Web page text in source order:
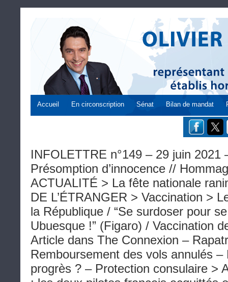
Accueil En circonscription Sénat Bilan de mandat
INFOLETTRE n°149 – 29 juin 2021
Présomption d’innocence //
ACTUALITÉ > La fête nationale
DE L’ÉTRANGER > Vaccination >
la République / “Se surdoser pour
Ubuesque !” (Figaro) / Vaccination
Article dans The Connexion –
Remboursement des vols annulés
progrès ? – Protection consulaire >